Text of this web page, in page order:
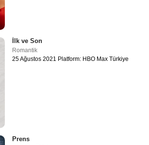
İlk ve Son
Romantik
25 Ağustos 2021 Platform: HBO Max Türkiye
Prens